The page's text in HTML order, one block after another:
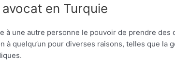
en Turquie
une autre personne le pouvoir de prendre des
quelqu’un pour diverses raisons, telles que la